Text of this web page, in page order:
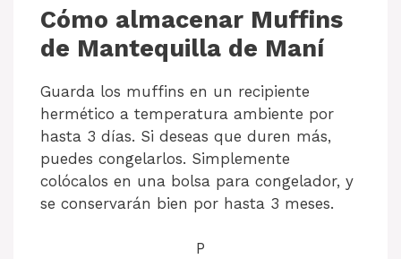
Cómo almacenar Muffins
de Mantequilla de Maní
Guarda los muffins en un recipiente
hermético a temperatura ambiente por
hasta 3 días. Si deseas que duren más,
puedes congelarlos. Simplemente
colócalos en una bolsa para congelador, y
se conservarán bien por hasta 3 meses.
P